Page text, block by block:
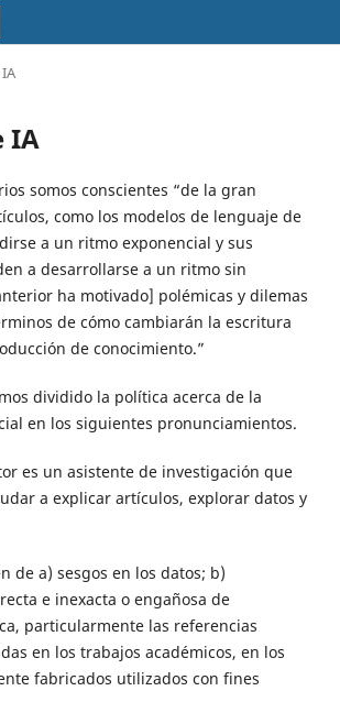
IA
somos conscientes “de la gran
como los modelos de lenguaje de
a un ritmo exponencial y sus
a desarrollarse a un ritmo sin
ha motivado] polémicas y dilemas
de cómo cambiarán la escritura
de conocimiento.”
dividido la política acerca de la
en los siguientes pronunciamientos.
es un asistente de investigación que
a explicar artículos, explorar datos y
de a) sesgos en los datos; b)
e inexacta o engañosa de
particularmente las referencias
en los trabajos académicos, en los
fabricados utilizados con fines